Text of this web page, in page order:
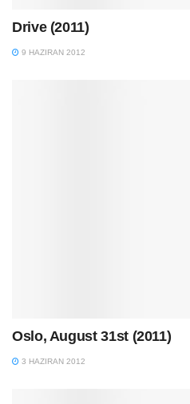
Drive (2011)
9 HAZIRAN 2012
Oslo, August 31st (2011)
3 HAZIRAN 2012